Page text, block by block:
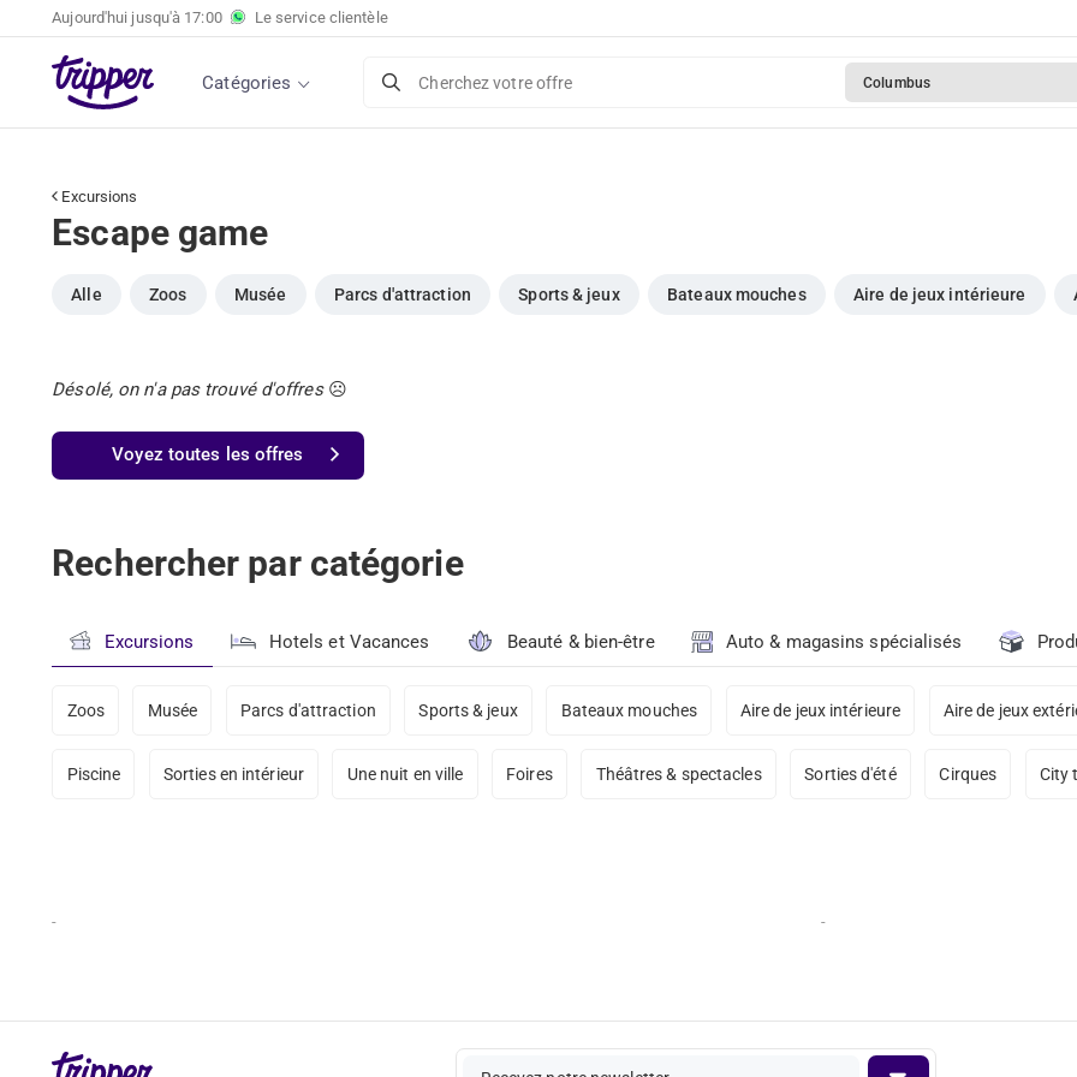
Aujourd'hui jusqu'à 17:00 Le service clientèle
Catégories Cherchez votre offre Columbus
Excursions
Escape game
Alle Zoos Musée Parcs d'attraction Sports & jeux Bateaux mouches Aire de jeux intérieure
Désolé, on n'a pas trouvé d'offres☹️
Voyez toutes les offres
Rechercher par catégorie
Excursions Hotels et Vacances Beauté & bien-être Auto & magasins spécialisés
Zoos Musée Parcs d'attraction Sports & jeux Bateaux mouches Aire de jeux intérieure Aire de jeux
Piscine Sorties en intérieur Une nuit en ville Foires Théâtres & spectacles Sorties d'été Cirques City
- -